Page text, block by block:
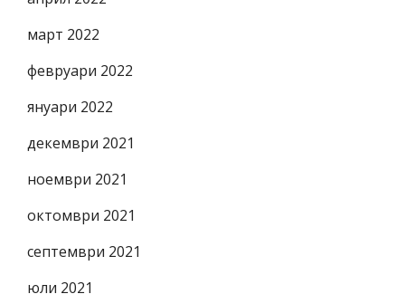
март 2022
февруари 2022
януари 2022
декември 2021
ноември 2021
октомври 2021
септември 2021
юли 2021